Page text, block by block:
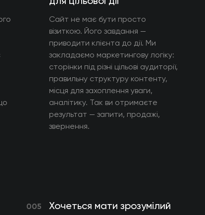
Сайт не має бути просто
візиткою. Його завдання —
приводити клієнта до дії. Ми
закладаємо маркетингову логіку:
сторінки під різні цільові аудиторії,
правильну структуру контенту,
місця для захоплення уваги,
аналітику. Так ви отримаєте
результат — запити, продажі,
звернення.
005
Хочеться мати зрозумілий